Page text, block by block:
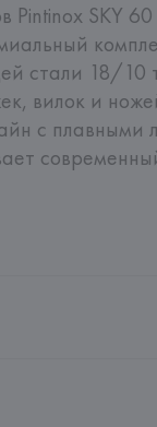
Pintinox SKY
стали 18/
вилок и
с плавными